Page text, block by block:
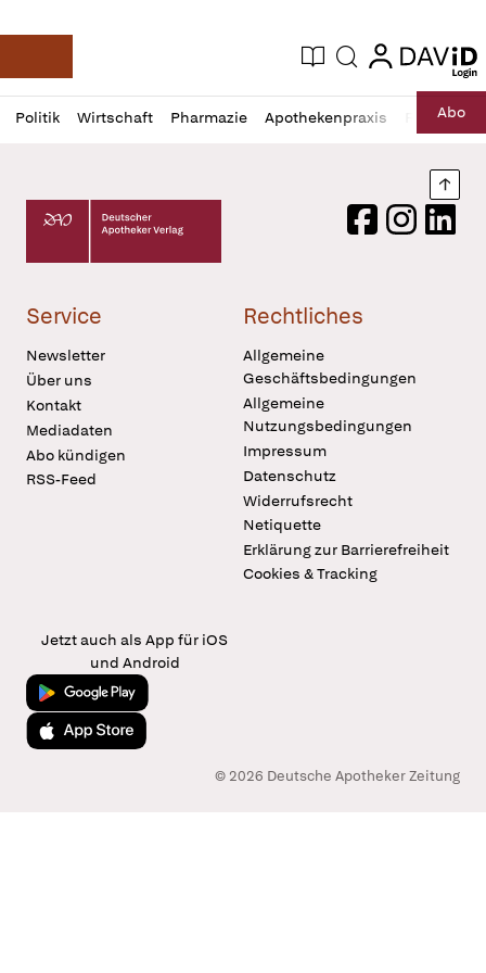
Deutsche Apotheker Zeitung
Aktuelle Ausgabe
Suche login
login
Politik Wirtschaft Pharmazie Apothekenpraxis RechtAbo
Profil
öffnen
Daz
Pur
Deutscher Apotheker Verlag Logo
FacebookInstagram
Service
Newsletter
Über uns
Kontakt
Mediadaten
Abo kündigen
RSS-Feed
Rechtliches
Allgemeine
Geschäftsbedingungen
Allgemeine
Nutzungsbedingungen
Impressum
Datenschutz
Widerrufsrecht
Netiquette
Erklärung zur Barrierefreiheit
Cookies & Tracking
Jetzt auch als App für iOS
und Android
Jetzt bei Google Play
Laden im App Store
© 2026 Deutsche Apotheker Zeitung